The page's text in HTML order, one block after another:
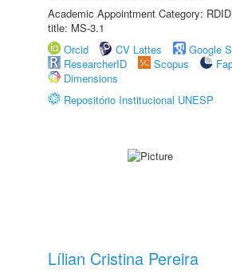
Academic Appointment Category:
title: MS-3.1
Orcid
CV Lattes
Google
ResearcherID
Scopus
Dimensions
Repositório Institucional UNESP
Lílian Cristina Pereira